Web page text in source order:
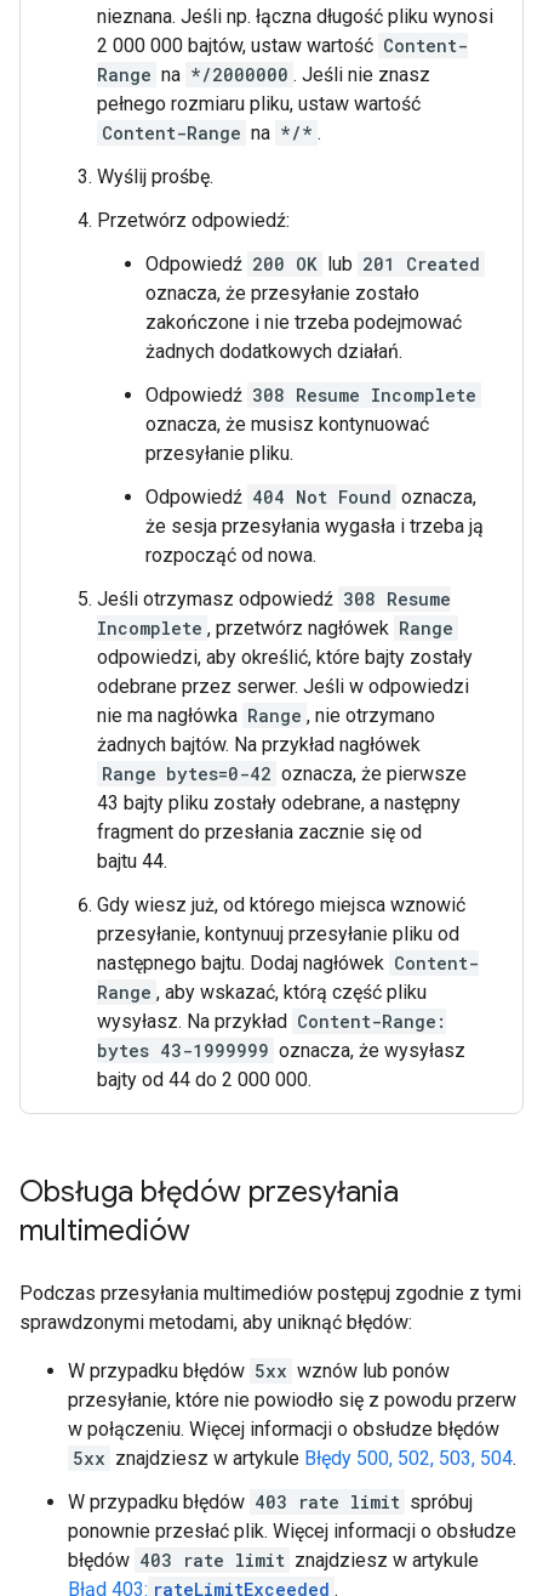
nieznana. Jeśli np. łączna długość pliku wynosi
2 000 000 bajtów, ustaw wartość Content-
Range na */2000000 . Jeśli nie znasz
pełnego rozmiaru pliku, ustaw wartość
Content-Range na */* .
Wyślij prośbę.
Przetwórz odpowiedź:
Odpowiedź 200 OK lub 201 Created
oznacza, że przesyłanie zostało
zakończone i nie trzeba podejmować
żadnych dodatkowych działań.
Odpowiedź 308 Resume Incomplete
oznacza, że musisz kontynuować
przesyłanie pliku.
Odpowiedź 404 Not Found oznacza,
że sesja przesyłania wygasła i trzeba ją
rozpocząć od nowa.
Jeśli otrzymasz odpowiedź 308 Resume
Incomplete , przetwórz nagłówek Range
odpowiedzi, aby określić, które bajty zostały
odebrane przez serwer. Jeśli w odpowiedzi
nie ma nagłówka Range , nie otrzymano
żadnych bajtów. Na przykład nagłówek
Range bytes=0-42 oznacza, że pierwsze
43 bajty pliku zostały odebrane, a następny
fragment do przesłania zacznie się od
bajtu 44.
Gdy wiesz już, od którego miejsca wznowić
przesyłanie, kontynuuj przesyłanie pliku od
następnego bajtu. Dodaj nagłówek Content-
Range , aby wskazać, którą część pliku
wysyłasz. Na przykład Content-Range:
bytes 43-1999999 oznacza, że wysyłasz
bajty od 44 do 2 000 000.
Obsługa błędów przesyłania
multimediów
Podczas przesyłania multimediów postępuj zgodnie z tymi
sprawdzonymi metodami, aby uniknąć błędów:
W przypadku błędów 5xx wznów lub ponów
przesyłanie, które nie powiodło się z powodu przerw
w połączeniu. Więcej informacji o obsłudze błędów
5xx znajdziesz w artykule Błędy 500, 502, 503, 504.
W przypadku błędów 403 rate limit spróbuj
ponownie przesłać plik. Więcej informacji o obsłudze
błędów 403 rate limit znajdziesz w artykule
Błąd 403: rateLimitExceeded .